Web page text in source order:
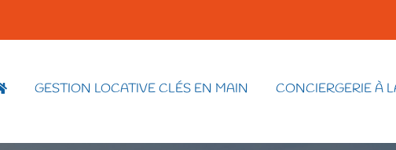
GESTION LOCATIVE CLÉS EN MAIN CONCIERGERIE À